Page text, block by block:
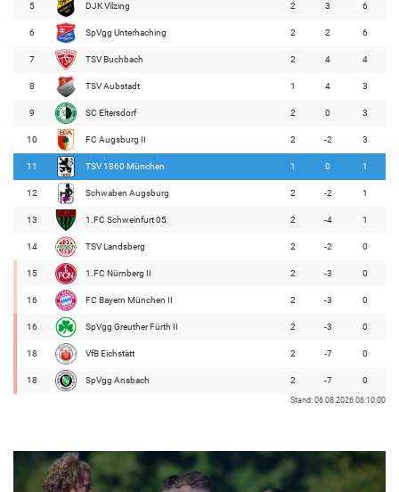
5 DJK Vilzing 2 3 6
6 SpVgg Unterhaching 2 2 6
7 TSV Buchbach 2 4 4
8 TSV Aubstadt 1 4 3
9 SC Eltersdorf 2 0 3
10 FC Augsburg II 2 -2 3
11 TSV 1860 München 1 0 1
12 Schwaben Augsburg 2 -2 1
13 1.FC Schweinfurt 05 2 -4 1
14 TSV Landsberg 2 -2 0
15 1.FC Nürnberg II 2 -3 0
16 FC Bayern München II 2 -3 0
16 SpVgg Greuther Fürth II 2 -3 0
18 VfB Eichstätt 2 -7 0
18 SpVgg Ansbach 2 -7 0
Stand: 06.08.2026 06:10:00